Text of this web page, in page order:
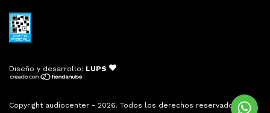
Diseño y desarrollo: LUPS
Copyright audiocenter - 2026. Todos los derechos reservados.